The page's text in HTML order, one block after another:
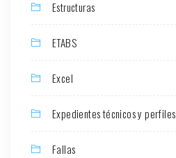
Estructuras
ETABS
Excel
Expedientes técnicos y perfiles
Fallas